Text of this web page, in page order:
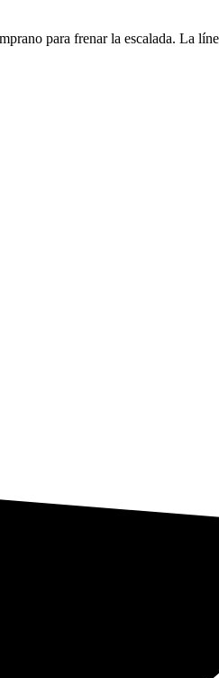
para frenar la escalada. La